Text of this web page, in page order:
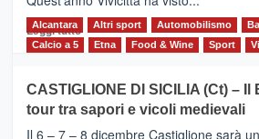
Leggi tutto Leggi
MOIO
ALCANTARA
–
Alcantara Altri sport Automobilismo
Calcio a 5
Etna Food & Wine Sport
CASTIGLIONE DI SICILIA (Ct) – Il
tour tra sapori e vicoli medievali
Il 6 – 7 – 8 dicembre Castiglione sarà